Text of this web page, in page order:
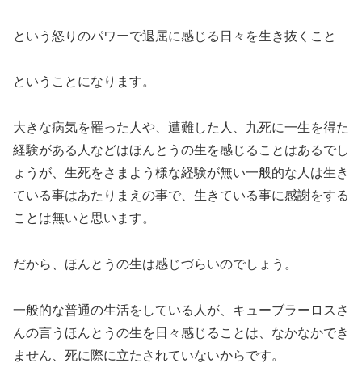
という怒りのパワーで退屈に感じる日々を生き抜くこと
ということになります。
大きな病気を罹った人や、遭難した人、九死に一生を得た
経験がある人などはほんとうの生を感じることはあるでし
ょうが、生死をさまよう様な経験が無い一般的な人は生き
ている事はあたりまえの事で、生きている事に感謝をする
ことは無いと思います。
だから、ほんとうの生は感じづらいのでしょう。
一般的な普通の生活をしている人が、キューブラーロスさ
んの言うほんとうの生を日々感じることは、なかなかでき
ません、死に際に立たされていないからです。